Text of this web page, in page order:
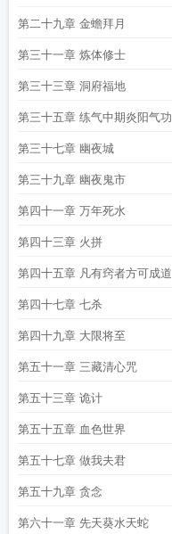
第二十九章 金蟾拜月
第三十一章 炼体修士
第三十三章 洞府福地
第三十五章 练气中期炎阳气功
第三十七章 幽夜城
第三十九章 幽夜鬼市
第四十一章 万年死水
第四十三章 火拼
第四十五章 凡有窍者方可成道
第四十七章 七杀
第四十九章 大限将至
第五十一章 三藏清心咒
第五十三章 诡计
第五十五章 血色世界
第五十七章 做我夫君
第五十九章 贪念
第六十一章 先天葵水天蛇